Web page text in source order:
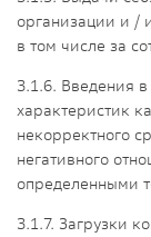
организации и /
в том числе за
3.1.6. Введения в
характеристик
некорректного
негативного
определенными
3.1.7. Загрузки